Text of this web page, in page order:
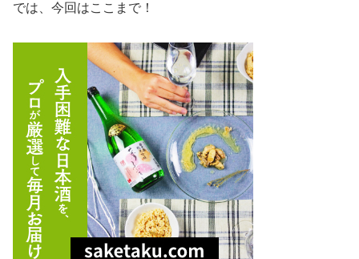
では、今回はここまで！